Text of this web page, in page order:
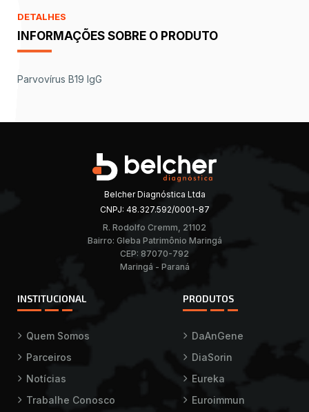
DETALHES
INFORMAÇÕES SOBRE O PRODUTO
Parvovírus B19 IgG
Belcher Diagnóstica Ltda
CNPJ: 48.327.592/0001-87
R. Rodolfo Cremm, 21102
Bairro: Gleba Patrimônio Maringá
CEP: 87070-792
Maringá - Paraná
INSTITUCIONAL
Quem Somos
Parceiros
Notícias
Trabalhe Conosco
PRODUTOS
DaAnGene
DiaSorin
Eureka
Euroimmun